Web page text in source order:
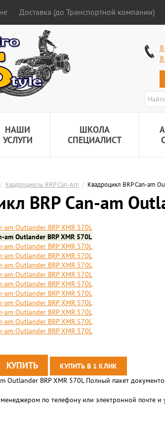
Доставка (до Транспортной компании)
НАШИ
УСЛУГИ
ШКОЛА
СПЕЦИАЛИСТ
/ Квадроциклы BRP Can-Am / Квадроцикл BRP Can-am
BRP Can-am
Outlander BRP XMR 570L Полный пакет
по телефону или электронной почте